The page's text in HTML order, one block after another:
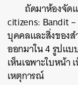
ถัดมาห้องจัด
citizens: Bandit
บุคคลและสิ่งของส
ออกมาใน 4 รูปแ
เห็นเฉพาะใบหน้า
เหตุการณ์